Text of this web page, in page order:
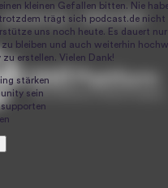
podcast.de ~ 2004-2026